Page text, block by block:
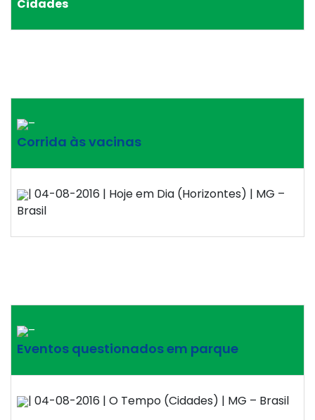
Cidades
–
Corrida às vacinas
| 04-08-2016 | Hoje em Dia (Horizontes) | MG –
Brasil
–
Eventos questionados em parque
| 04-08-2016 | O Tempo (Cidades) | MG – Brasil